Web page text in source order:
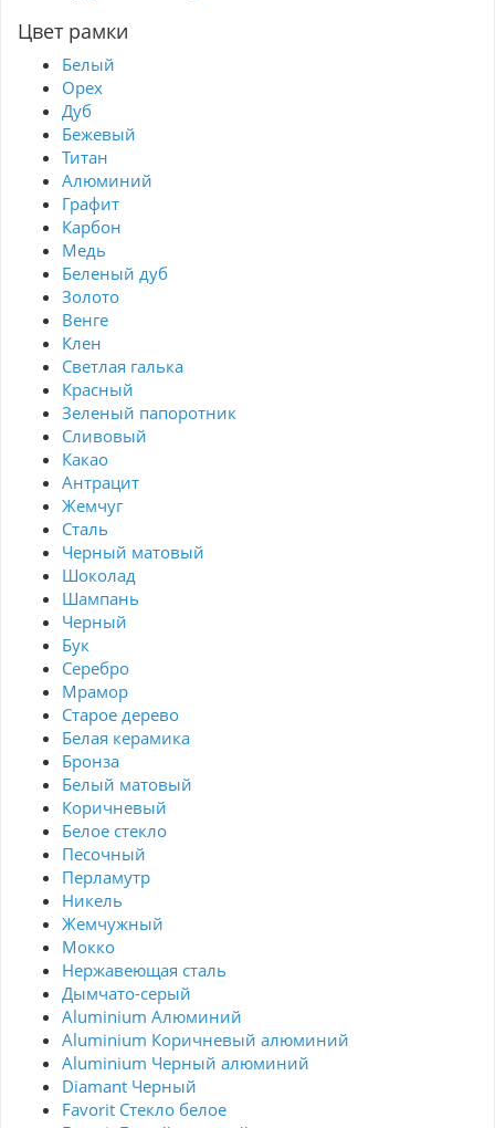
Цвет рамки
Белый
Орех
Дуб
Бежевый
Титан
Алюминий
Графит
Карбон
Медь
Беленый дуб
Золото
Венге
Клен
Светлая галька
Красный
Зеленый папоротник
Сливовый
Какао
Антрацит
Жемчуг
Сталь
Черный матовый
Шоколад
Шампань
Черный
Бук
Серебро
Мрамор
Старое дерево
Белая керамика
Бронза
Белый матовый
Коричневый
Белое стекло
Песочный
Перламутр
Никель
Жемчужный
Мокко
Нержавеющая сталь
Дымчато-серый
Aluminium Алюминий
Aluminium Коричневый алюминий
Aluminium Черный алюминий
Diamant Черный
Favorit Стекло белое